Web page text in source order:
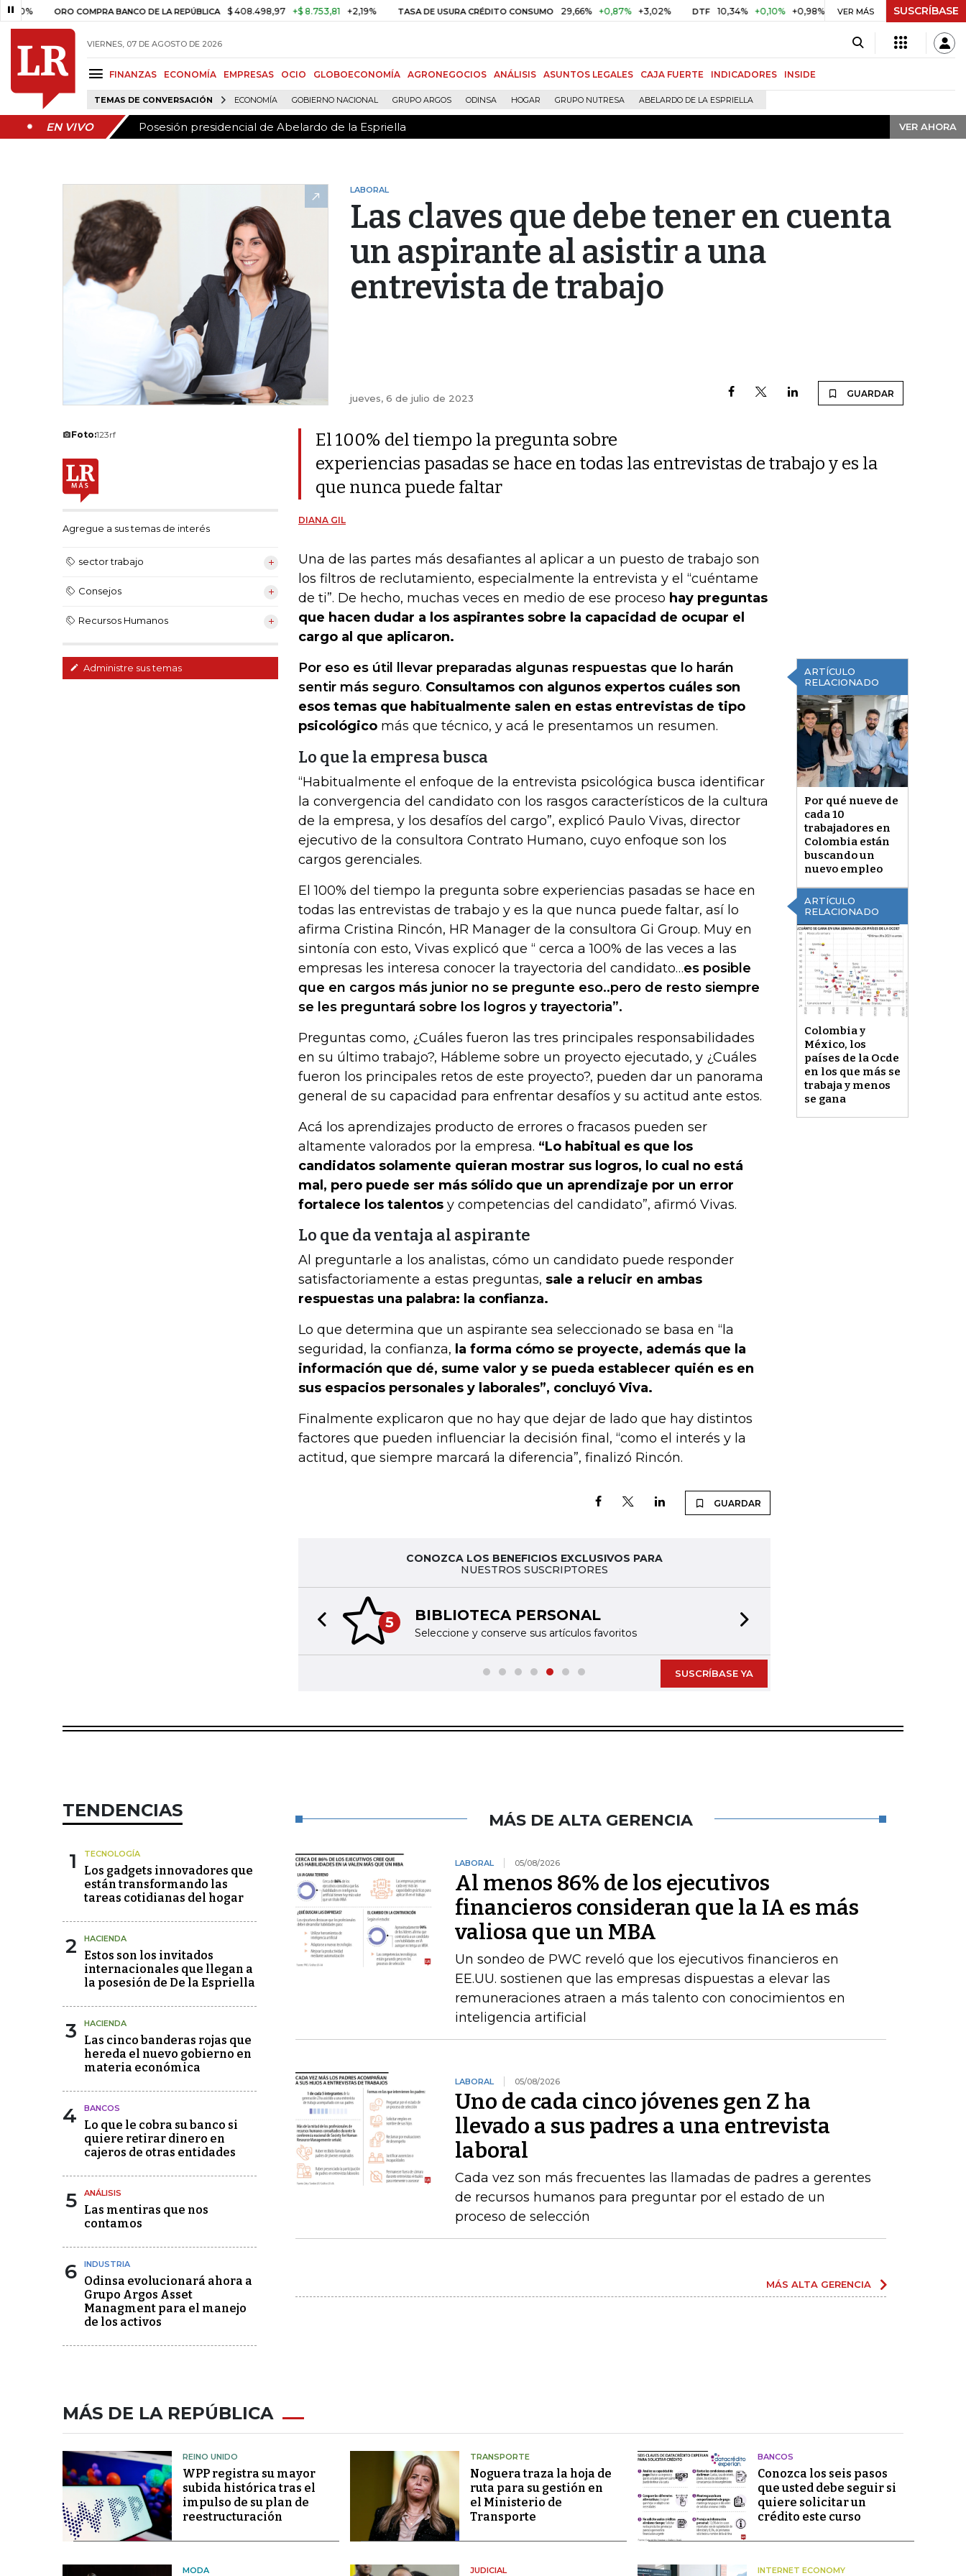
ORO COMPRA BANCO DE LA REPÚBLICA $ 408.498,97 +$ 8.753,81 +2,19% TASA DE USURA CRÉDITO CONSUMO 29,66% +0,87% +3,02% DTF 10,34% +0,10% +0,98% UVR $ 416,91 +$ 0,05 +0,01%
VER MÁS SUSCRÍBASE
VIERNES, 07 DE AGOSTO DE 2026
FINANZAS ECONOMÍA EMPRESAS OCIO GLOBOECONOMÍA AGRONEGOCIOS ANÁLISIS ASUNTOS LEGALES CAJA FUERTE INDICADORES INSIDE
TEMAS DE CONVERSACIÓN ECONOMÍA GOBIERNO NACIONAL GRUPO ARGOS ODINSA HOGAR GRUPO NUTRESA ABELARDO DE LA ESPRIELLA
EN VIVO Posesión presidencial de Abelardo de la Espriella VER AHORA
EN VIVO Posesión presidencial de Abelardo de la Espriella VER AHORA
LABORAL
Las claves que debe tener en cuenta
un aspirante al asistir a una
entrevista de trabajo
jueves, 6 de julio de 2023 GUARDAR
Foto:123rf
Agregue a sus temas de interés
sector trabajo
Consejos
Recursos Humanos
Administre sus temas
El 100% del tiempo la pregunta sobre
experiencias pasadas se hace en todas las entrevistas de trabajo y es la
que nunca puede faltar
DIANA GIL
Una de las partes más desafiantes al aplicar a un puesto de trabajo son
los filtros de reclutamiento, especialmente la entrevista y el “cuéntame
de ti”. De hecho, muchas veces en medio de ese proceso hay preguntas
que hacen dudar a los aspirantes sobre la capacidad de ocupar el
cargo al que aplicaron.
ARTÍCULO
RELACIONADO
Por qué nueve de
cada 10
trabajadores en
Colombia están
buscando un
nuevo empleo
Por eso es útil llevar preparadas algunas respuestas que lo harán
sentir más seguro. Consultamos con algunos expertos cuáles son
esos temas que habitualmente salen en estas entrevistas de tipo
psicológico más que técnico, y acá le presentamos un resumen.
Lo que la empresa busca
“Habitualmente el enfoque de la entrevista psicológica busca identificar
la convergencia del candidato con los rasgos característicos de la cultura
de la empresa, y los desafíos del cargo”, explicó Paulo Vivas, director
ejecutivo de la consultora Contrato Humano, cuyo enfoque son los
cargos gerenciales.
ARTÍCULO
RELACIONADO
Colombia y
México, los
países de la Ocde
en los que más se
trabaja y menos
se gana
El 100% del tiempo la pregunta sobre experiencias pasadas se hace en
todas las entrevistas de trabajo y es la que nunca puede faltar, así lo
afirma Cristina Rincón, HR Manager de la consultora Gi Group. Muy en
sintonía con esto, Vivas explicó que “ cerca a 100% de las veces a las
empresas les interesa conocer la trayectoria del candidato…es posible
que en cargos más junior no se pregunte eso..pero de resto siempre
se les preguntará sobre los logros y trayectoria”.
Preguntas como, ¿Cuáles fueron las tres principales responsabilidades
en su último trabajo?, Hábleme sobre un proyecto ejecutado, y ¿Cuáles
fueron los principales retos de este proyecto?, pueden dar un panorama
general de su capacidad para enfrentar desafíos y su actitud ante estos.
Acá los aprendizajes producto de errores o fracasos pueden ser
altamente valorados por la empresa. “Lo habitual es que los
candidatos solamente quieran mostrar sus logros, lo cual no está
mal, pero puede ser más sólido que un aprendizaje por un error
fortalece los talentos y competencias del candidato”, afirmó Vivas.
Lo que da ventaja al aspirante
Al preguntarle a los analistas, cómo un candidato puede responder
satisfactoriamente a estas preguntas, sale a relucir en ambas
respuestas una palabra: la confianza.
Lo que determina que un aspirante sea seleccionado se basa en “la
seguridad, la confianza, la forma cómo se proyecte, además que la
información que dé, sume valor y se pueda establecer quién es en
sus espacios personales y laborales”, concluyó Viva.
Finalmente explicaron que no hay que dejar de lado que hay distintos
factores que pueden influenciar la decisión final, “como el interés y la
actitud, que siempre marcará la diferencia”, finalizó Rincón.
GUARDAR
CONOZCA LOS BENEFICIOS EXCLUSIVOS PARA
NUESTROS SUSCRIPTORES
5 BIBLIOTECA PERSONAL
Seleccione y conserve sus artículos favoritos
Previous slide
SUSCRÍBASE YA
TENDENCIAS
1 TECNOLOGÍA
Los gadgets innovadores que
están transformando las
tareas cotidianas del hogar
2 HACIENDA
Estos son los invitados
internacionales que llegan a
la posesión de De la Espriella
3 HACIENDA
Las cinco banderas rojas que
hereda el nuevo gobierno en
materia económica
4 BANCOS
Lo que le cobra su banco si
quiere retirar dinero en
cajeros de otras entidades
5 ANÁLISIS
Las mentiras que nos
contamos
6 INDUSTRIA
Odinsa evolucionará ahora a
Grupo Argos Asset
Managment para el manejo
de los activos
MÁS DE ALTA GERENCIA
LABORAL 05/08/2026
Al menos 86% de los ejecutivos
financieros consideran que la IA es más
valiosa que un MBA
Un sondeo de PWC reveló que los ejecutivos financieros en
EE.UU. sostienen que las empresas dispuestas a elevar las
remuneraciones atraen a más talento con conocimientos en
inteligencia artificial
LABORAL 05/08/2026
Uno de cada cinco jóvenes gen Z ha
llevado a sus padres a una entrevista
laboral
Cada vez son más frecuentes las llamadas de padres a gerentes
de recursos humanos para preguntar por el estado de un
proceso de selección
MÁS ALTA GERENCIA
MÁS DE LA REPÚBLICA
REINO UNIDO
WPP registra su mayor
subida histórica tras el
impulso de su plan de
reestructuración
TRANSPORTE
Noguera traza la hoja de
ruta para su gestión en
el Ministerio de
Transporte
BANCOS
Conozca los seis pasos
que usted debe seguir si
quiere solicitar un
crédito este curso
MODA JUDICIAL INTERNET ECONOMY